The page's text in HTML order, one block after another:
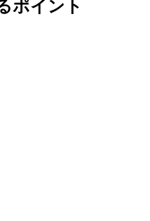
ポイント